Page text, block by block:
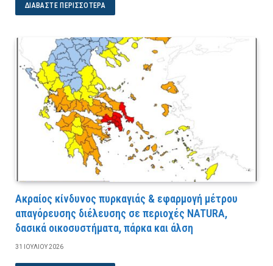
ΔΙΑΒΆΣΤΕ ΠΕΡΙΣΣΌΤΕΡΑ
Ακραίος κίνδυνος πυρκαγιάς & εφαρμογή μέτρου
απαγόρευσης διέλευσης σε περιοχές NATURA,
δασικά οικοσυστήματα, πάρκα και άλση
31 ΙΟΥΛΊΟΥ 2026